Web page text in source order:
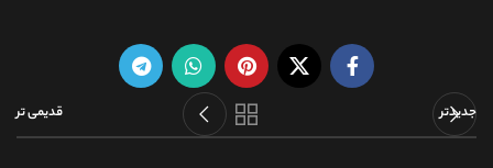
جدیدتر قدیمی تر